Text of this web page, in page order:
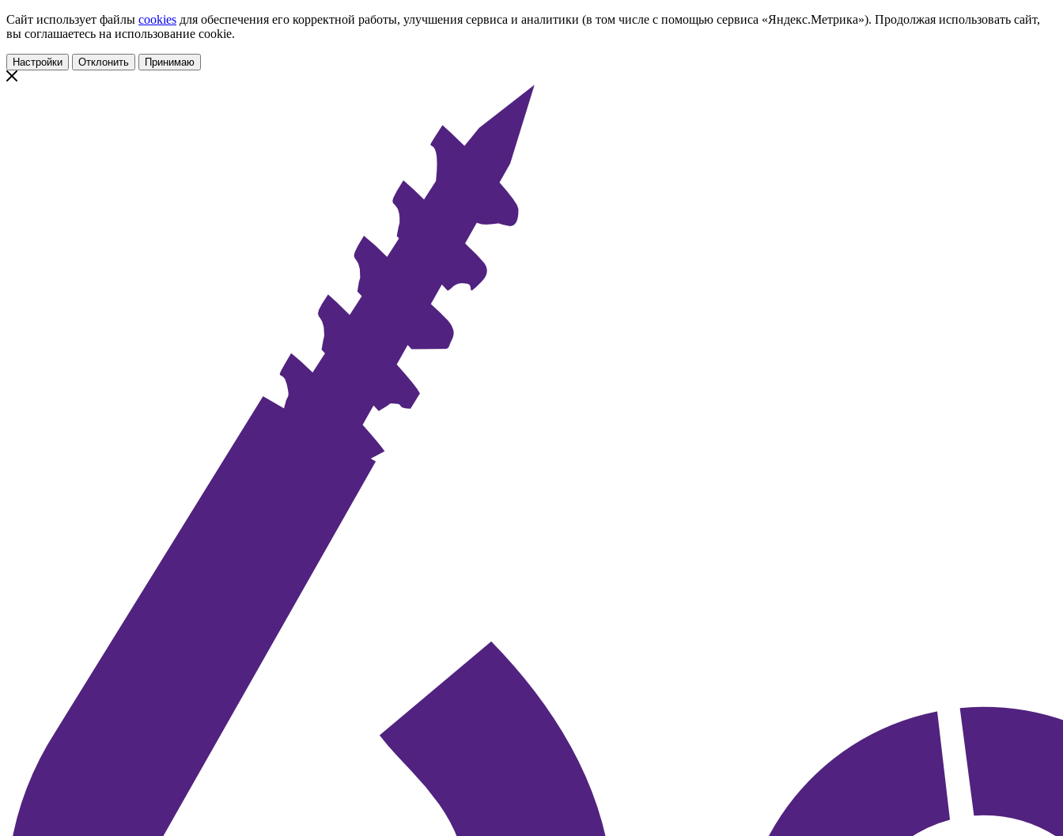
Сайт использует файлы cookies для обеспечения его корректной работы, улучшения сервиса и аналитики (в том числе с помощью сервиса «Яндекс.Метрика»). Продолжая использовать сайт,
вы соглашаетесь на использование cookie.
Настройки Отклонить Принимаю